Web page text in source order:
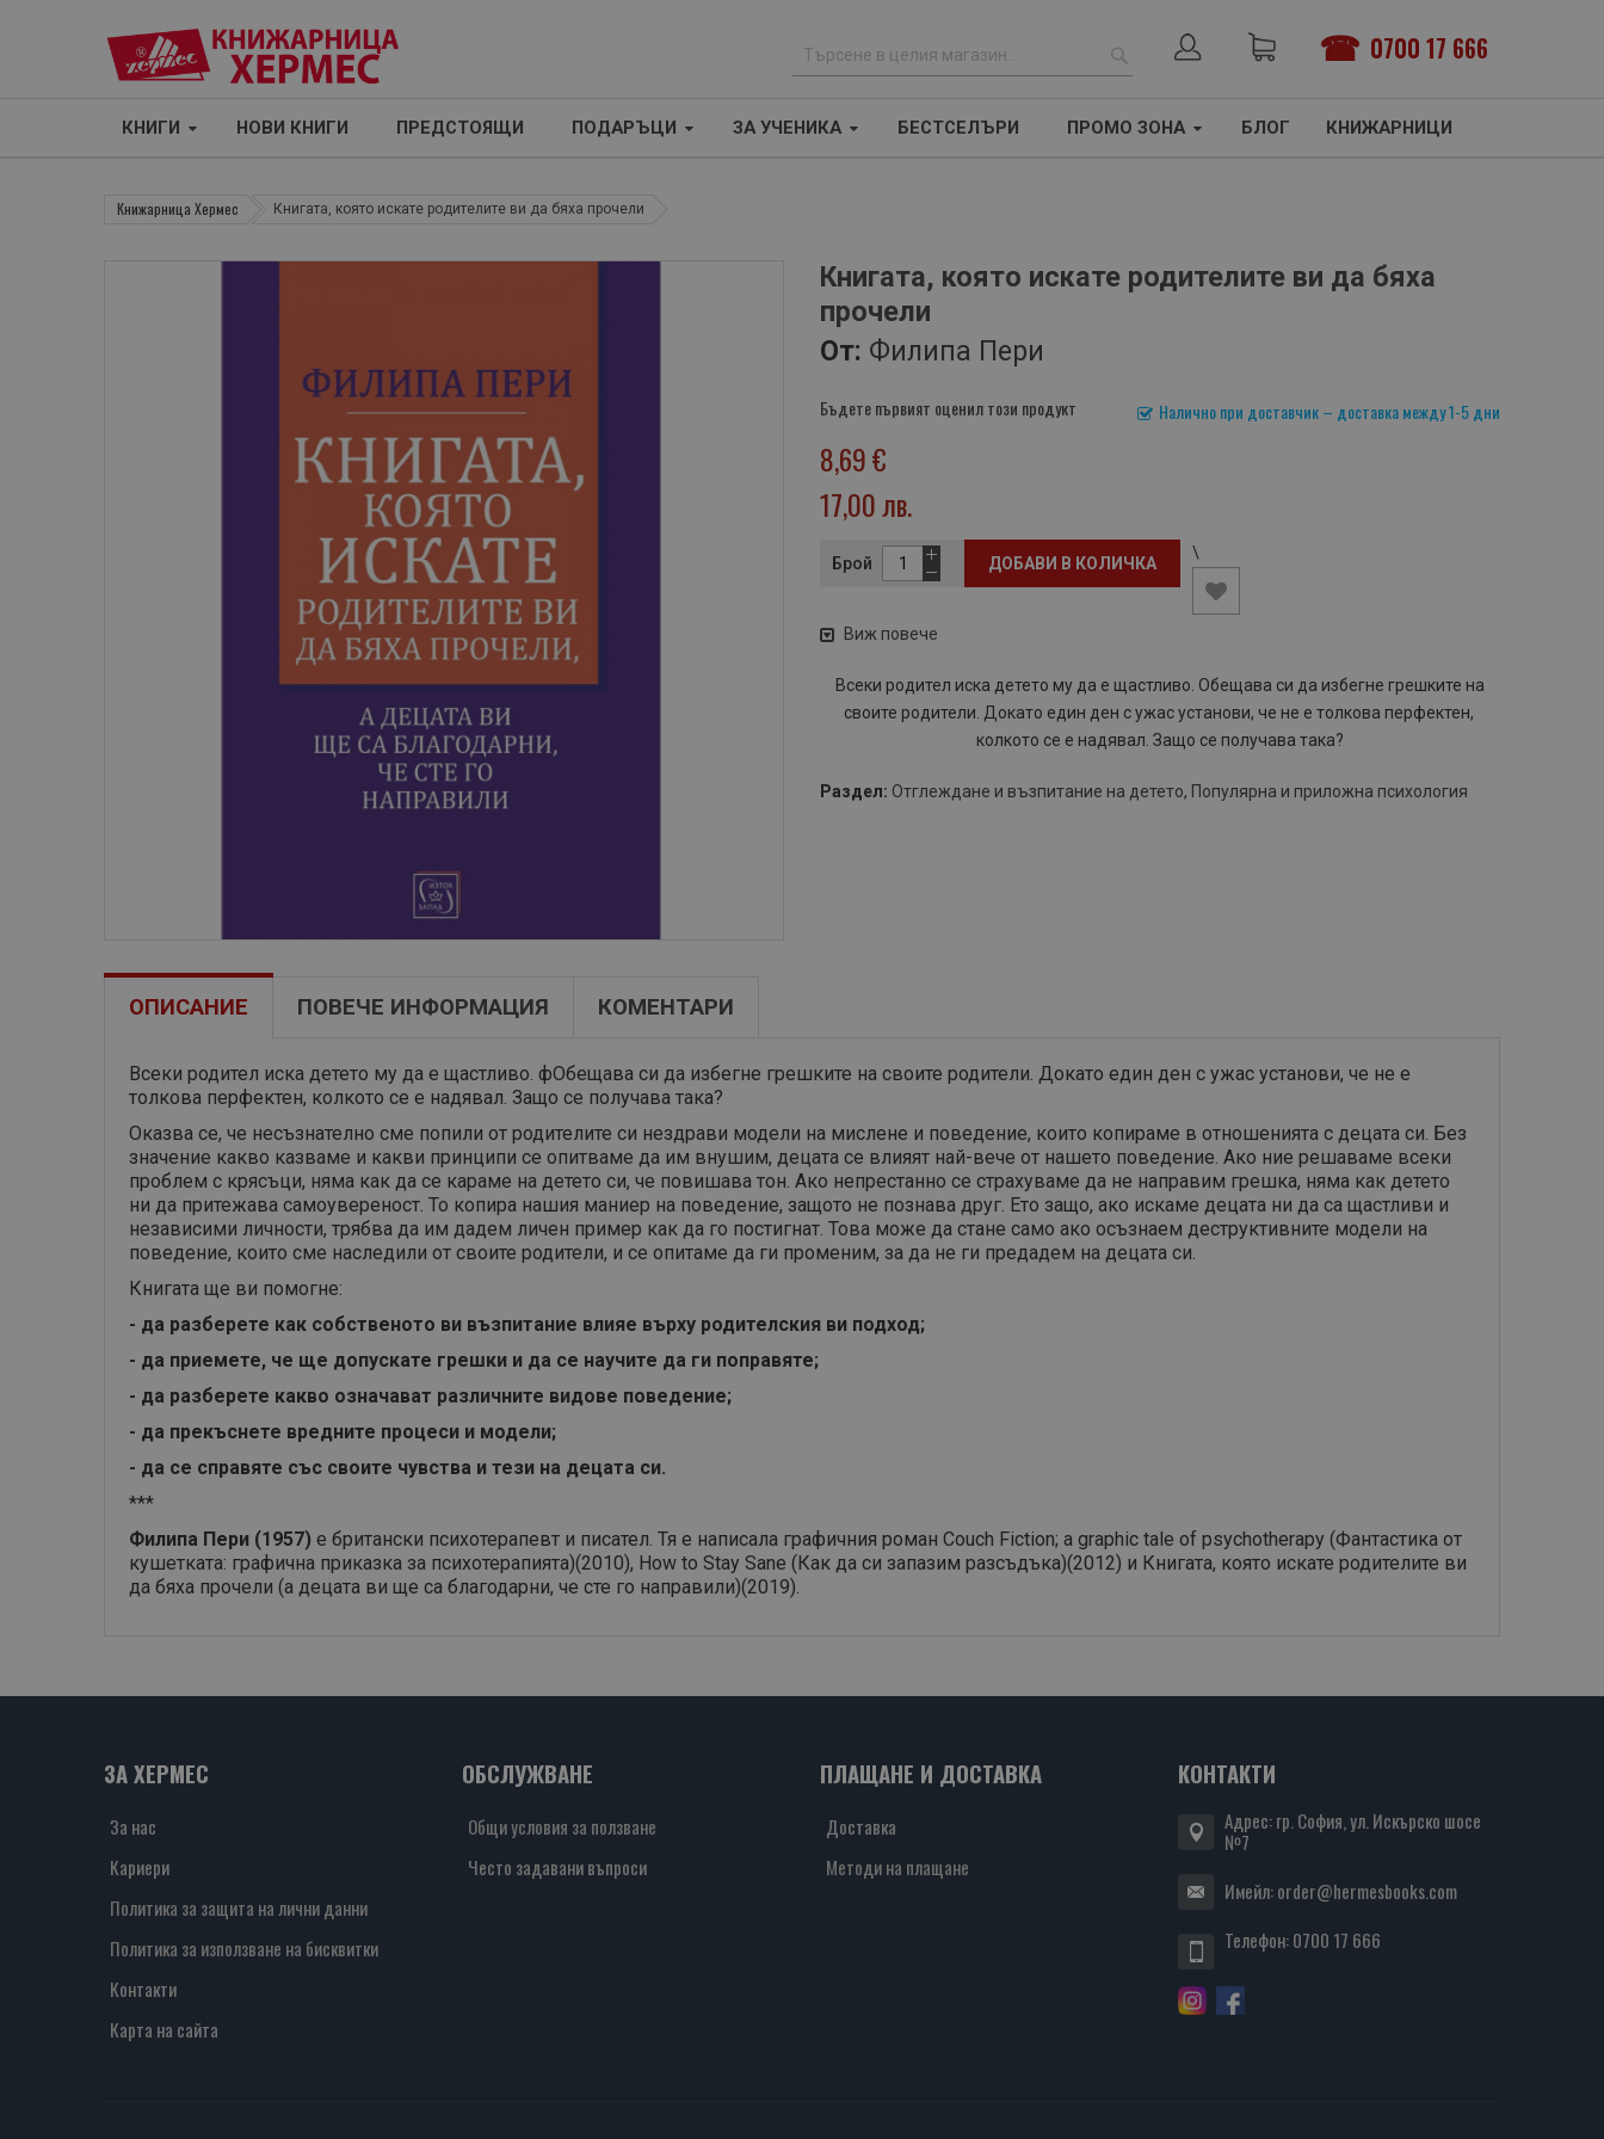
0700 17 666
р
ТЪРСЕНЕ
КНИГИ НОВИ КНИГИ ПРЕДСТОЯЩИ ПОДАРЪЦИ ЗА УЧЕНИКА БЕСТСЕЛЪРИ ПРОМО ЗОНА БЛОГ КНИЖАРНИЦИ
Книжарница Хермес Книгата, която искате родителите ви да бяха прочели
Книгата, която искате родителите ви да бяха
прочели
От: Филипа Пери
Налично при доставчик – доставка между 1-5 дни
Бъдете първият оценил този продукт
8,69 €
17,00 лв.
Брой ДОБАВИ В КОЛИЧКА
\
Виж повече
Всеки родител иска детето му да е щастливо. Обещава си да избегне грешките на
своите родители. Докато един ден с ужас установи, че не е толкова перфектен,
колкото се е надявал. Защо се получава така?
Раздел: Отглеждане и възпитание на детето, Популярна и приложна психология
ОПИСАНИЕ ПОВЕЧЕ ИНФОРМАЦИЯ КОМЕНТАРИ
Всеки родител иска детето му да е щастливо. фОбещава си да избегне грешките на своите родители. Докато един ден с ужас установи, че не е
толкова перфектен, колкото се е надявал. Защо се получава така?
Оказва се, че несъзнателно сме попили от родителите си нездрави модели на мислене и поведение, които копираме в отношенията с децата си. Без
значение какво казваме и какви принципи се опитваме да им внушим, децата се влияят най-вече от нашето поведение. Ако ние решаваме всеки
проблем с крясъци, няма как да се караме на детето си, че повишава тон. Ако непрестанно се страхуваме да не направим грешка, няма как детето
ни да притежава самоувереност. То копира нашия маниер на поведение, защото не познава друг. Ето защо, ако искаме децата ни да са щастливи и
независими личности, трябва да им дадем личен пример как да го постигнат. Това може да стане само ако осъзнаем деструктивните модели на
поведение, които сме наследили от своите родители, и се опитаме да ги променим, за да не ги предадем на децата си.
Книгата ще ви помогне:
- да разберете как собственото ви възпитание влияе върху родителския ви подход;
- да приемете, че ще допускате грешки и да се научите да ги поправяте;
- да разберете какво означават различните видове поведение;
- да прекъснете вредните процеси и модели;
- да се справяте със своите чувства и тези на децата си.
***
Филипа Пери (1957) е британски психотерапевт и писател. Тя е написала графичния роман Couch Fiction; a graphic tale of psychotherapy (Фантастика от
кушетката: графична приказка за психотерапията)(2010), How to Stay Sane (Как да си запазим разсъдъка)(2012) и Книгата, която искате родителите ви
да бяха прочели (а децата ви ще са благодарни, че сте го направили)(2019).
ЗА ХЕРМЕС
За нас
Кариери
Политика за защита на лични данни
Политика за използване на бисквитки
Контакти
Карта на сайта
ОБСЛУЖВАНЕ
Общи условия за ползване
Често задавани въпроси
ПЛАЩАНЕ И ДОСТАВКА
Доставка
Методи на плащане
КОНТАКТИ
Адрес: гр. София, ул. Искърско шосе
№7
Имейл:order@hermesbooks.com
Телефон:0700 17 666